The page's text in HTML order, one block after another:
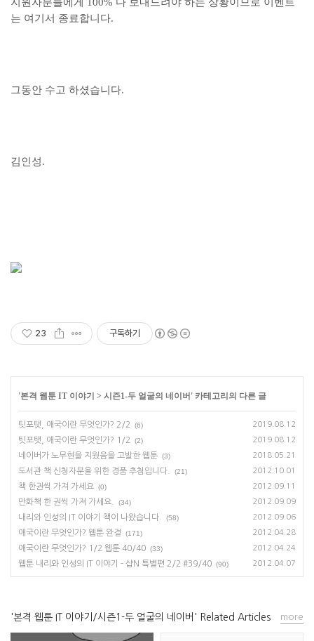
는 여기서 종료합니다.
그동안 수고 하셨습니다.
김인성.
23 구독하기
'본격 웹툰 IT 이야기 > 시즌1-두 얼굴의 네이버 ' 카테고리의 다른 글
팃포탯, 애국이란 무엇인가? 2/2 (6) 2019.08.12
팃포탯, 애국이란 무엇인가? 1/2 (2) 2019.08.12
네이버가 노무현을 지웠음을 고발한 웹툰 (3) 2018.05.21
도서관 책 신청자분을 위한 경품 추첨입니다. (21) 2012.10.01
책 한권씩 가져 가세요 (0) 2012.09.11
만화책 한 권씩 가져 가세요. (34) 2012.09.09
내리와 인성의 IT 이야기 책이 나왔습니다. (58) 2012.09.06
애국이란 무엇인가? 웹툰 완결 (171) 2012.04.28
애국이란 무엇인가? 1/2 웹툰 40/40 (33) 2012.04.24
웹툰 내리와 인성의 IT 이야기 - 샵N 특별편 2/2 #39/40 (90) 2012.04.07
'본격 웹툰 IT 이야기/시즌1-두 얼굴의 네이버' Related Articles more